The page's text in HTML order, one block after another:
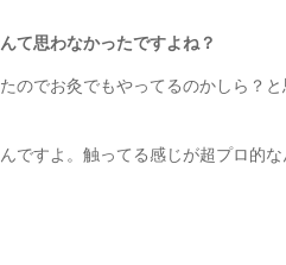
て思わなかったですよね？
のでお灸でもやってるのかしら？
ですよ。触ってる感じが超プロ的な